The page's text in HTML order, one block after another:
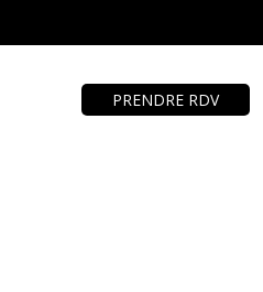
PRENDRE RDV